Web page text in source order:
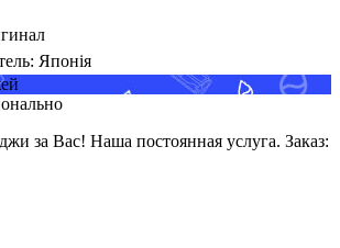
Японія
за Вас! Наша постоянная услуга. Заказ: